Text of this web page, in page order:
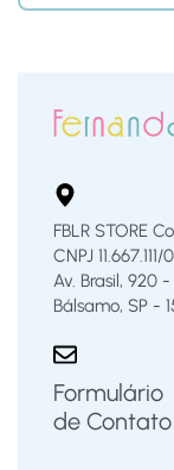
FBLR STORE
CNPJ
Av. Brasil, 920
Bálsamo, SP -
Formulário
de Contato